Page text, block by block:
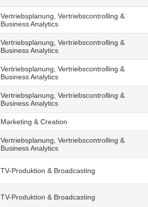
Vertriebsplanung, Vertriebscontrolling &
Business Analytics
Vertriebsplanung, Vertriebscontrolling &
Business Analytics
Vertriebsplanung, Vertriebscontrolling &
Business Analytics
Vertriebsplanung, Vertriebscontrolling &
Business Analytics
Marketing & Creation
Vertriebsplanung, Vertriebscontrolling &
Business Analytics
TV-Produktion & Broadcasting
TV-Produktion & Broadcasting